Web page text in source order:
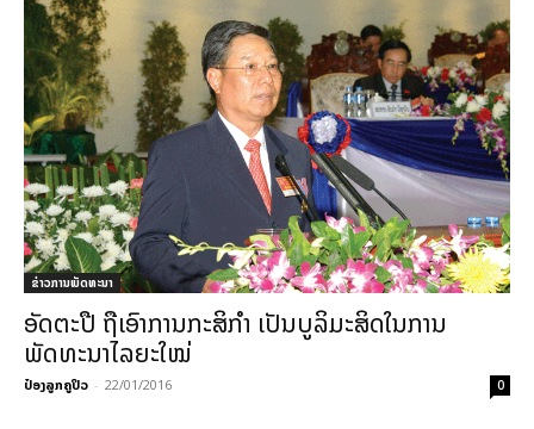
ຂ່າວການພັດທະນາ
ອັດຕະປື ຖືເອົາການກະສິກຳ ເປັນບູລິມະສິດໃນການ
ພັດທະນາໄລຍະໃໝ່
ປ໋ອງລູກຄູປິວ - 22/01/2016 0